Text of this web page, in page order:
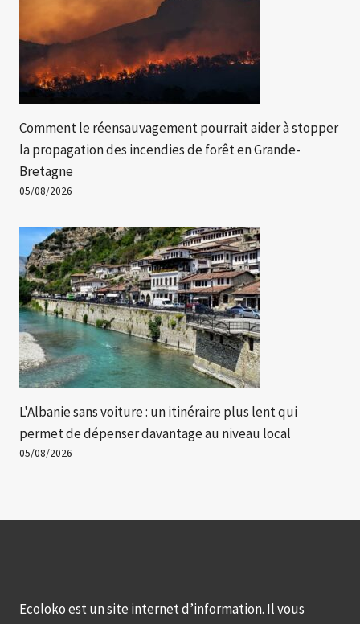
Comment le réensauvagement pourrait aider à stopper
la propagation des incendies de forêt en Grande-
Bretagne
05/08/2026
L'Albanie sans voiture : un itinéraire plus lent qui
permet de dépenser davantage au niveau local
05/08/2026
Ecoloko est un site internet d’information. Il vous